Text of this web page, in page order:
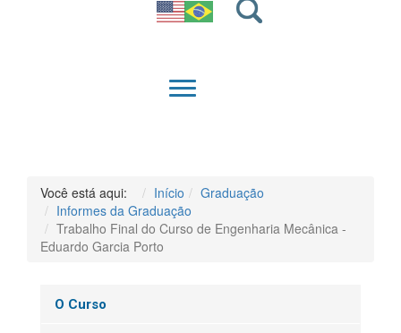
QUEM SOMOS
Você está aqui: Início
Graduação
Informes da Graduação
Trabalho Final do Curso de Engenharia Mecânica -
Eduardo Garcia Porto
O Curso